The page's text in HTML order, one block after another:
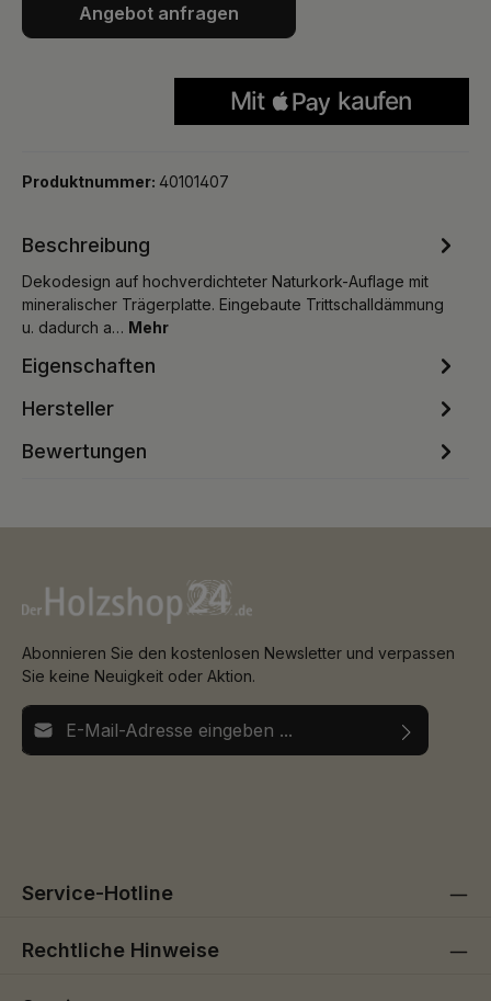
Angebot anfragen
Produktnummer: 40101407
Beschreibung
Dekodesign auf hochverdichteter Naturkork-Auflage mit
mineralischer Trägerplatte. Eingebaute Trittschalldämmung
u. dadurch a… Mehr
Eigenschaften
Hersteller
Bewertungen
Abonnieren Sie den kostenlosen Newsletter und verpassen
Sie keine Neuigkeit oder Aktion.
E-Mail-Adresse*
Service-Hotline
Rechtliche Hinweise